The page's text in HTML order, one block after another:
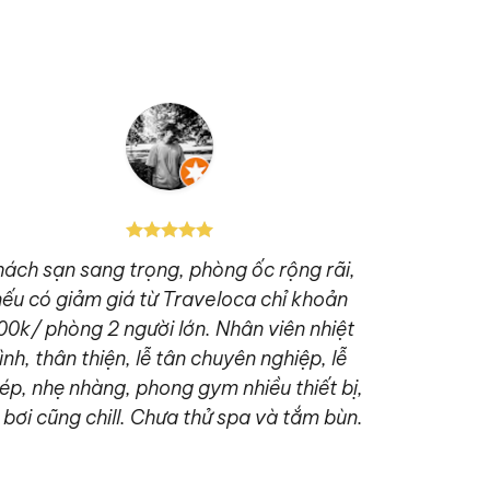
sạn sang trọng, phòng ốc rộng rãi,
có giảm giá từ Traveloca chỉ khoản
phòng 2 người lớn. Nhân viên nhiệt
thân thiện, lễ tân chuyên nghiệp, lễ
nhẹ nhàng, phong gym nhiều thiết bị,
cũng chill. Chưa thử spa và tắm bùn.